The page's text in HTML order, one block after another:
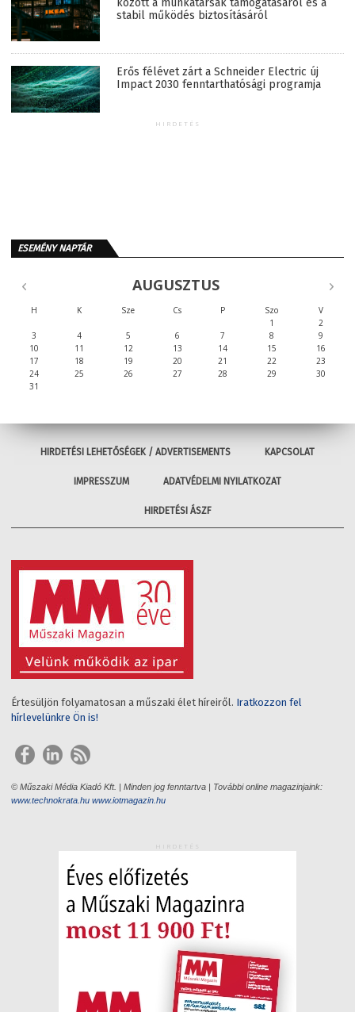
stabil működés biztosításáról
Erős félévet zárt a Schneider Electric új
Impact 2030 fenntarthatósági programja
HIRDETÉS
ESEMÉNY NAPTÁR
AUGUSZTUS
H K Sze Cs P Szo
V
1
2
3
4 5 6 7 8
9
10
11 12 13 14 15
16
17
18 19 20 21 22
23
24
25 26 27 28 29
30
31
HIRDETÉSI LEHETŐSÉGEK / ADVERTISEMENTS KAPCSOLAT
IMPRESSZUM ADATVÉDELMI NYILATKOZAT
HIRDETÉSI ÁSZF
Értesüljön folyamatosan a műszaki élet híreiről. Iratkozzon fel
hírlevelünkre Ön is!
© Műszaki Média Kiadó Kft. | Minden jog fenntartva | További online magazinjaink:
www.technokrata.hu www.iotmagazin.hu
HIRDETÉS